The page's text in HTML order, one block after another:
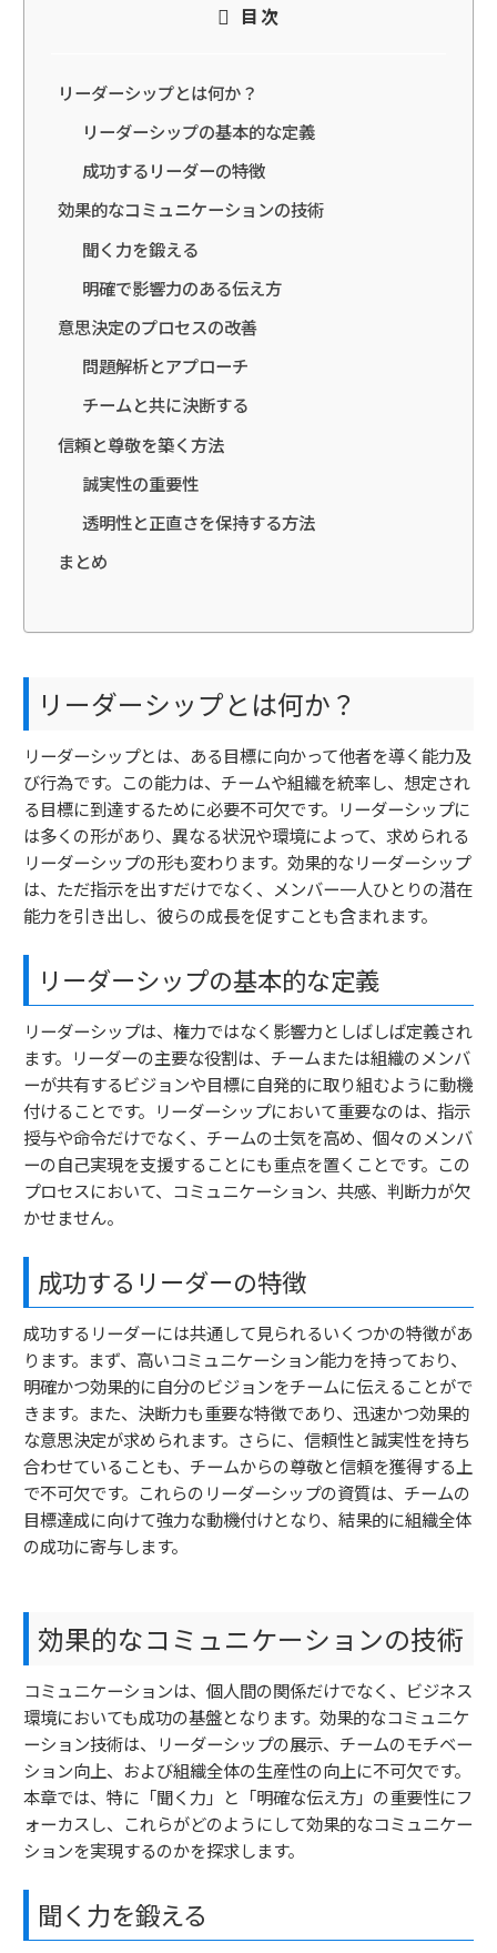
目次
リーダーシップとは何か？
リーダーシップの基本的な定義
成功するリーダーの特徴
効果的なコミュニケーションの技術
聞く力を鍛える
明確で影響力のある伝え方
意思決定のプロセスの改善
問題解析とアプローチ
チームと共に決断する
信頼と尊敬を築く方法
誠実性の重要性
透明性と正直さを保持する方法
まとめ
リーダーシップとは何か？
リーダーシップとは、ある目標に向かって他者を導く能力及
び行為です。この能力は、チームや組織を統率し、想定され
る目標に到達するために必要不可欠です。リーダーシップに
は多くの形があり、異なる状況や環境によって、求められる
リーダーシップの形も変わります。効果的なリーダーシップ
は、ただ指示を出すだけでなく、メンバー一人ひとりの潜在
能力を引き出し、彼らの成長を促すことも含まれます。
リーダーシップの基本的な定義
リーダーシップは、権力ではなく影響力としばしば定義され
ます。リーダーの主要な役割は、チームまたは組織のメンバ
ーが共有するビジョンや目標に自発的に取り組むように動機
付けることです。リーダーシップにおいて重要なのは、指示
授与や命令だけでなく、チームの士気を高め、個々のメンバ
ーの自己実現を支援することにも重点を置くことです。この
プロセスにおいて、コミュニケーション、共感、判断力が欠
かせません。
成功するリーダーの特徴
成功するリーダーには共通して見られるいくつかの特徴があ
ります。まず、高いコミュニケーション能力を持っており、
明確かつ効果的に自分のビジョンをチームに伝えることがで
きます。また、決断力も重要な特徴であり、迅速かつ効果的
な意思決定が求められます。さらに、信頼性と誠実性を持ち
合わせていることも、チームからの尊敬と信頼を獲得する上
で不可欠です。これらのリーダーシップの資質は、チームの
目標達成に向けて強力な動機付けとなり、結果的に組織全体
の成功に寄与します。
効果的なコミュニケーションの技術
コミュニケーションは、個人間の関係だけでなく、ビジネス
環境においても成功の基盤となります。効果的なコミュニケ
ーション技術は、リーダーシップの展示、チームのモチベー
ション向上、および組織全体の生産性の向上に不可欠です。
本章では、特に「聞く力」と「明確な伝え方」の重要性にフ
ォーカスし、これらがどのようにして効果的なコミュニケー
ションを実現するのかを探求します。
聞く力を鍛える